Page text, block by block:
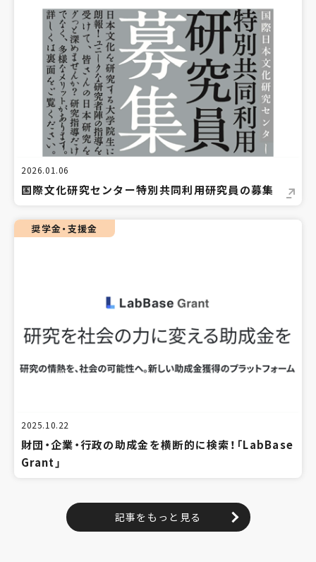
2026.01.06
国際文化研究センター特別共同利用研究員の募集
奨学金・支援金
2025.10.22
財団・企業・行政の助成金を横断的に検索！「LabBase
Grant」
記事をもっと見る